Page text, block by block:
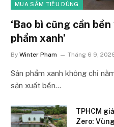
MUA SẮM TIÊU DÙNG
‘Bao bì cũng cần
phẩm xanh’
By Winter Pham Tháng 6 9,
Sản phẩm xanh không chỉ
sản xuất bền…
TPHCM
Zero: